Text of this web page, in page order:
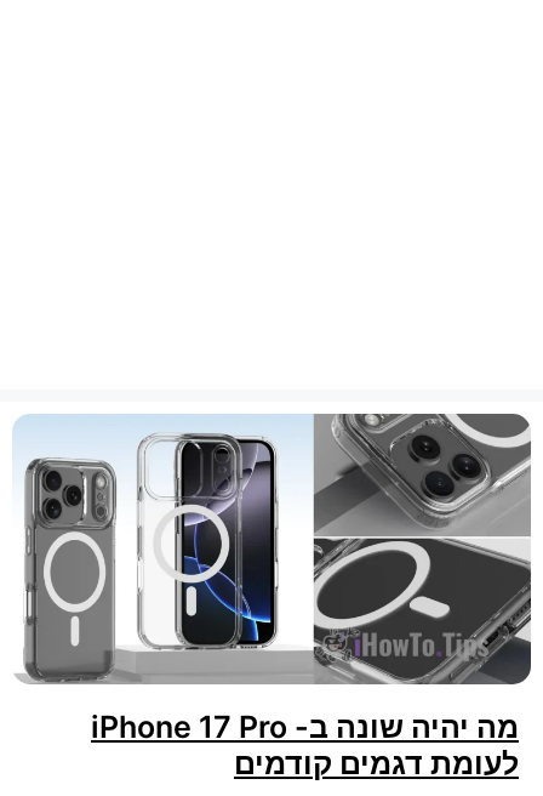
מה יהיה שונה ב- iPhone 17 Pro
לעומת דגמים קודמים